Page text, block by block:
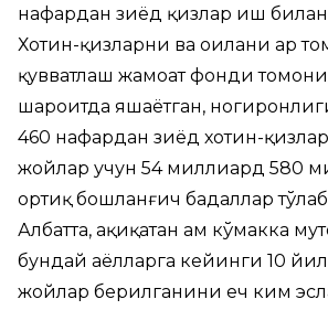
нафардан зиёд қизлар иш
Хотин-қизларни ва оилани ҳар
қувватлаш жамоат фонди
шароитда яшаётган,
460 нафардан зиёд хотин-
жойлар учун 54 миллиард 580
ортиқ бошланғич бадаллар
Албатта, ҳақиқатан ҳам кўмакка
бундай аёлларга кейинги 10
жойлар берилганини ҳеч ким